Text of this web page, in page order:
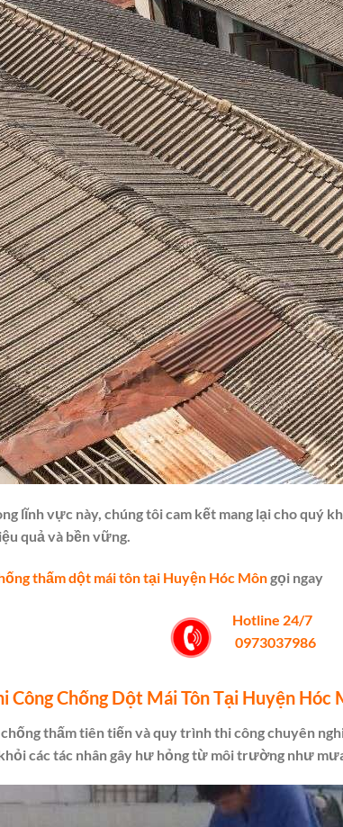
lĩnh vực này, chúng tôi cam kết mang lại cho quý
quả và bền vững.
thấm dột mái tôn tại Huyện Hóc Môngọi ngay
Hotline 24/7
0973037986
Công Chống Dột Mái Tôn Tại Huyện Hóc
thấm tiên tiến và quy trình thi công chuyên
các tác nhân gây hư hỏng từ môi trường như